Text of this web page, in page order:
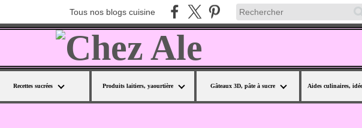
Tous nos blogs cuisine
Recettes sucrées Produits laitiers, yaourtière Gâteaux 3D, pâte à sucre Aides culinaires,